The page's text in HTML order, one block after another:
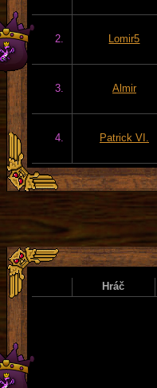
2. Lomir5
3. Almir
4. Patrick VI.
Hráč